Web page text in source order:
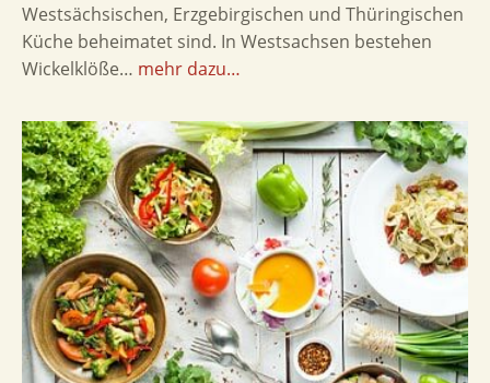
Westsächsischen, Erzgebirgischen und Thüringischen
Küche beheimatet sind. In Westsachsen bestehen
Wickelklöße… mehr dazu…